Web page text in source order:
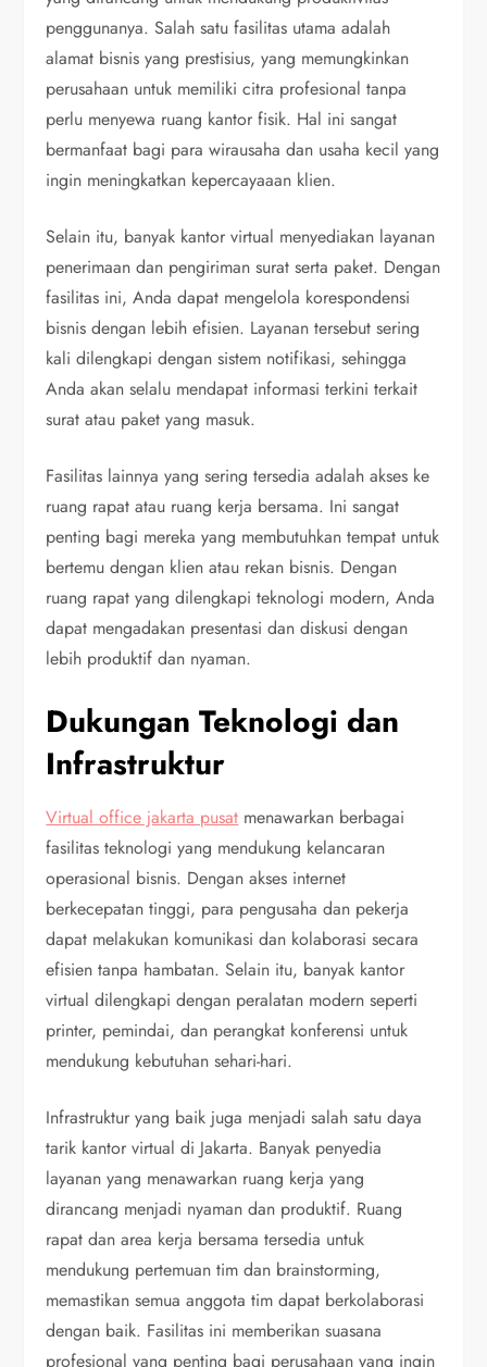
penggunanya. Salah satu fasilitas utama adalah
alamat bisnis yang prestisius, yang memungkinkan
perusahaan untuk memiliki citra profesional tanpa
perlu menyewa ruang kantor fisik. Hal ini sangat
bermanfaat bagi para wirausaha dan usaha kecil yang
ingin meningkatkan kepercayaaan klien.
Selain itu, banyak kantor virtual menyediakan layanan
penerimaan dan pengiriman surat serta paket. Dengan
fasilitas ini, Anda dapat mengelola korespondensi
bisnis dengan lebih efisien. Layanan tersebut sering
kali dilengkapi dengan sistem notifikasi, sehingga
Anda akan selalu mendapat informasi terkini terkait
surat atau paket yang masuk.
Fasilitas lainnya yang sering tersedia adalah akses ke
ruang rapat atau ruang kerja bersama. Ini sangat
penting bagi mereka yang membutuhkan tempat untuk
bertemu dengan klien atau rekan bisnis. Dengan
ruang rapat yang dilengkapi teknologi modern, Anda
dapat mengadakan presentasi dan diskusi dengan
lebih produktif dan nyaman.
Dukungan Teknologi dan
Infrastruktur
Virtual office jakarta pusat menawarkan berbagai
fasilitas teknologi yang mendukung kelancaran
operasional bisnis. Dengan akses internet
berkecepatan tinggi, para pengusaha dan pekerja
dapat melakukan komunikasi dan kolaborasi secara
efisien tanpa hambatan. Selain itu, banyak kantor
virtual dilengkapi dengan peralatan modern seperti
printer, pemindai, dan perangkat konferensi untuk
mendukung kebutuhan sehari-hari.
Infrastruktur yang baik juga menjadi salah satu daya
tarik kantor virtual di Jakarta. Banyak penyedia
layanan yang menawarkan ruang kerja yang
dirancang menjadi nyaman dan produktif. Ruang
rapat dan area kerja bersama tersedia untuk
mendukung pertemuan tim dan brainstorming,
memastikan semua anggota tim dapat berkolaborasi
dengan baik. Fasilitas ini memberikan suasana
profesional yang penting bagi perusahaan yang ingin